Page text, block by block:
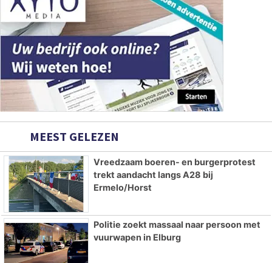
MEEST GELEZEN
Vreedzaam boeren- en burgerprotest
trekt aandacht langs A28 bij
Ermelo/Horst
Politie zoekt massaal naar persoon met
vuurwapen in Elburg